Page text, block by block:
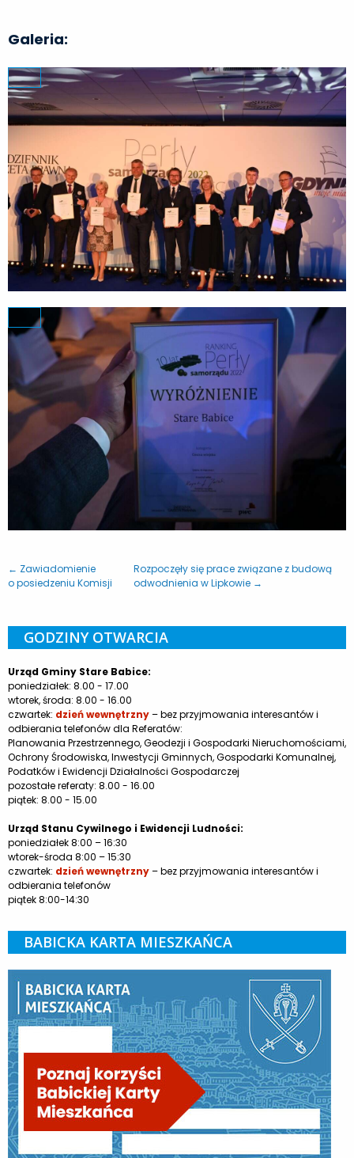
Galeria:
← Zawiadomienie
o posiedzeniu Komisji
Rozpoczęły się prace związane z budową
odwodnienia w Lipkowie →
GODZINY OTWARCIA
Urząd Gminy Stare Babice:
poniedziałek: 8.00 - 17.00
wtorek, środa: 8.00 - 16.00
czwartek: dzień wewnętrzny– bez przyjmowania interesantów i
odbierania telefonów dla Referatów:
Planowania Przestrzennego, Geodezji i Gospodarki Nieruchomościami,
Ochrony Środowiska, Inwestycji Gminnych, Gospodarki Komunalnej,
Podatków i Ewidencji Działalności Gospodarczej
pozostałe referaty: 8.00 - 16.00
piątek: 8.00 - 15.00
Urząd Stanu Cywilnego i Ewidencji Ludności:
poniedziałek 8:00 – 16:30
wtorek-środa 8:00 – 15:30
czwartek: dzień wewnętrzny– bez przyjmowania interesantów i
odbierania telefonów
piątek 8:00-14:30
BABICKA KARTA MIESZKAŃCA